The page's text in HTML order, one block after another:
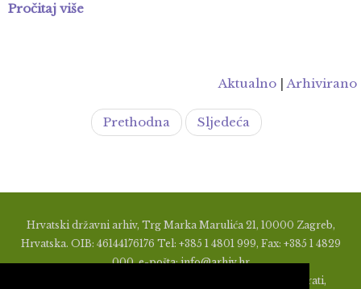
Pročitaj više
Aktualno |Arhivirano
Prethodna Sljedeća
Hrvatski državni arhiv, Trg Marka Marulića 21, 10000 Zagreb,
Hrvatska. OIB: 46144176176 Tel: +385 1 4801 999, Fax: +385 1 4829
000, e-pošta: info@arhiv.hr
Zabranjeno je u bilo kojem obliku objavljivati, distribuirati,